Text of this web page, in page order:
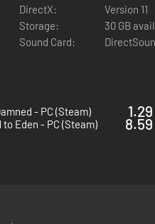
DirectX:
Version 11
Storage:
30 GB
Sound Card:
- PC (Steam)
Eden - PC (Steam)